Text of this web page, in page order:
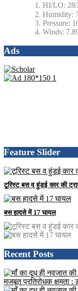
HI/LO:
Humidity:
Pressure:
Winds:
Ads
Feature Slider
टूरिस्ट बस व हुंडई कार की
बस हादसे में 17 घायल
Recent Posts